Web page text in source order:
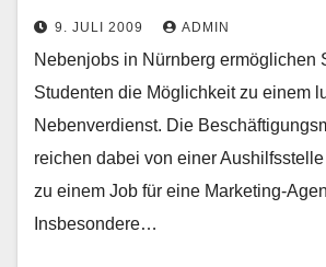
9. JULI 2009 ADMIN
Nebenjobs in Nürnberg ermöglichen
Studenten die Möglichkeit zu einem
Nebenverdienst. Die
reichen dabei von einer
zu einem Job für eine Marketing-
Insbesondere…